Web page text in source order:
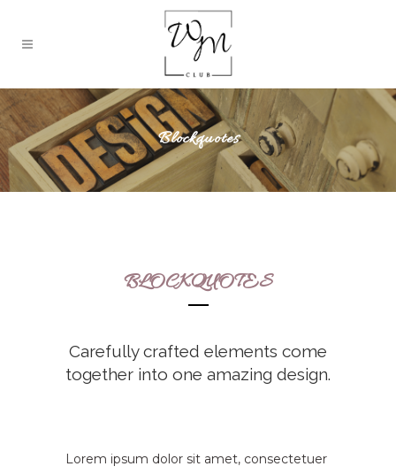
Blockquotes
BLOCKQUOTES
Carefully crafted elements come
together into one amazing design.
Lorem ipsum dolor sit amet, consectetuer